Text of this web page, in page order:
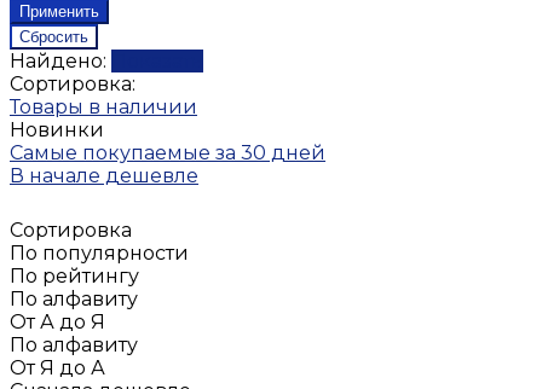
Найдено:
Сортировка:
Товары в наличии
Новинки
Самые покупаемые за 30 дней
В начале дешевле
Сортировка
По популярности
По рейтингу
По алфавиту
От А до Я
По алфавиту
От Я до А